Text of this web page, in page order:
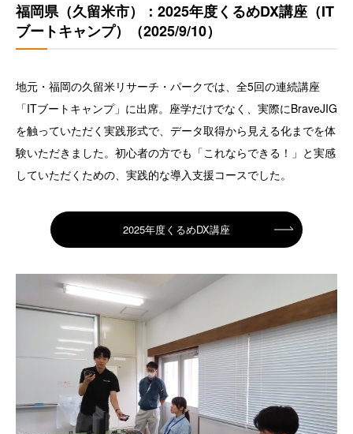
福岡県（久留米市）：2025年度くるめDX講座（IT
ブートキャンプ）（2025/9/10）
地元・福岡の久留米リサーチ・パークでは、全5回の連続講座
「ITブートキャンプ」に出席。座学だけでなく、実際にBraveJIG
を触っていただく実践形式で、データ取得から見える化までを体
験いただきました。初心者の方でも「これならできる！」と実感
していただくための、実践的な導入支援コースでした。
2025年度くるめDX講座